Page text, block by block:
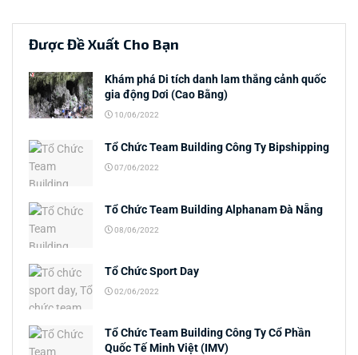
Được Đề Xuất Cho Bạn
Khám phá Di tích danh lam thắng cảnh quốc
gia động Dơi (Cao Bằng)
10/06/2022
Tổ Chức Team Building Công Ty Bipshipping
07/06/2022
Tổ Chức Team Building Alphanam Đà Nẵng
08/06/2022
Tổ Chức Sport Day
02/06/2022
Tổ Chức Team Building Công Ty Cổ Phần
Quốc Tế Minh Việt (IMV)